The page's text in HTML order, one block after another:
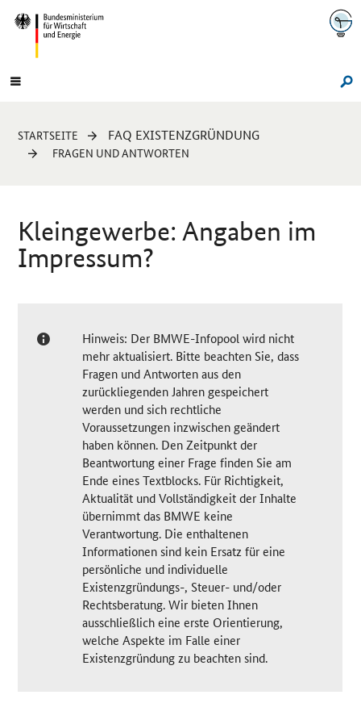
Navigation
Hauptmenü
Sie
sind
STARTSEITE FAQ EXISTENZGRÜNDUNG
FRAGEN UND ANTWORTEN
Kleingewerbe: Angaben im
Impressum?
Hinweis: Der BMWE-Infopool wird nicht
mehr aktualisiert. Bitte beachten Sie, dass
Fragen und Antworten aus den
zurückliegenden Jahren gespeichert
werden und sich rechtliche
Voraussetzungen inzwischen geändert
haben können. Den Zeitpunkt der
Beantwortung einer Frage finden Sie am
Ende eines Textblocks. Für Richtigkeit,
Aktualität und Vollständigkeit der Inhalte
übernimmt das BMWE keine
Verantwortung. Die enthaltenen
Informationen sind kein Ersatz für eine
persönliche und individuelle
Existenzgründungs-, Steuer- und/oder
Rechtsberatung. Wir bieten Ihnen
ausschließlich eine erste Orientierung,
welche Aspekte im Falle einer
Existenzgründung zu beachten sind.